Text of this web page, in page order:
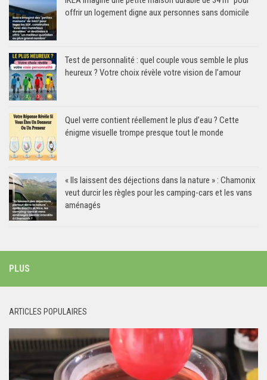
offrir un logement digne aux personnes sans domicile
Test de personnalité : quel couple vous semble le plus
heureux ? Votre choix révèle votre vision de l’amour
Quel verre contient réellement le plus d’eau ? Cette
énigme visuelle trompe presque tout le monde
« Ils laissent des déjections dans la nature » : Chamonix
veut durcir les règles pour les camping-cars et les vans
aménagés
PLUS
ARTICLES POPULAIRES